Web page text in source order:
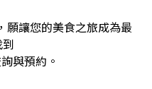
願讓您的美食之旅成為最
與預約。